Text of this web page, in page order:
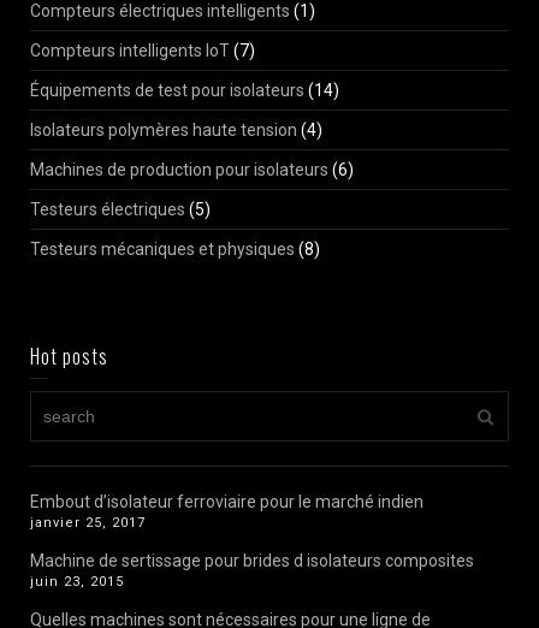
Compteurs électriques intelligents (1)
Compteurs intelligents IoT(7)
Équipements de test pour isolateurs (14)
Isolateurs polymères haute tension (4)
Machines de production pour isolateurs (6)
Testeurs électriques (5)
Testeurs mécaniques et physiques (8)
Hot posts
Embout d’isolateur ferroviaire pour le marché indien
janvier 25, 2017
Machine de sertissage pour brides d isolateurs composites
juin 23, 2015
Quelles machines sont nécessaires pour une ligne de